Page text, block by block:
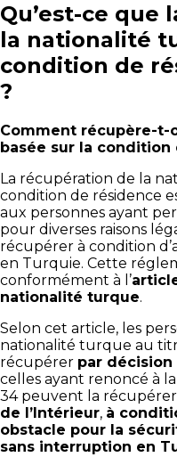
Qu’est-ce que
la nationalité
condition de
?
Comment récupère-t-
basée sur la
La récupération de la
condition de résidence
aux personnes ayant
pour diverses raisons
récupérer à condition
en Turquie. Cette
conformément à l’
nationalité turque.
Selon cet article, les
nationalité turque au
récupérer par
celles ayant renoncé à
34 peuvent la récupérer
de l’Intérieur, à
obstacle pour la
sans interruption en